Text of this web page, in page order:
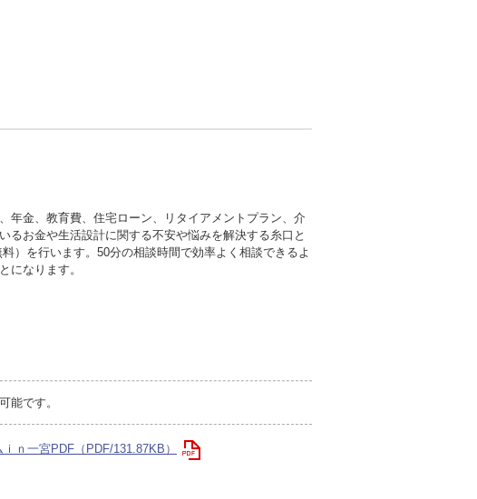
年金、教育費、住宅ローン、リタイアメントプラン、介
るお金や生活設計に関する不安や悩みを解決する糸口と
）を行います。50分の相談時間で効率よく相談できるよ
になります。
能です。
ｎ一宮PDF（PDF/131.87KB）